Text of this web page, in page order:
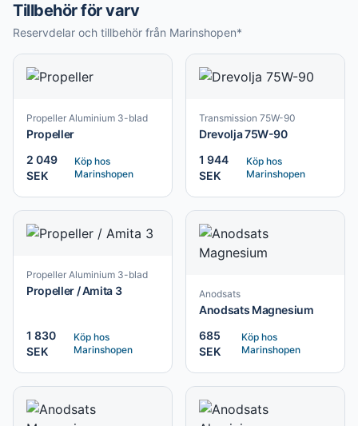
Tillbehör för varv
Reservdelar och tillbehör från Marinshopen*
Propeller Aluminium 3-blad
Propeller
2 049
SEK
Köp hos
Marinshopen
Transmission 75W-90
Drevolja 75W-90
1 944
SEK
Köp hos
Marinshopen
Propeller Aluminium 3-blad
Propeller / Amita 3
1 830
SEK
Köp hos
Marinshopen
Anodsats
Anodsats Magnesium
685
SEK
Köp hos
Marinshopen